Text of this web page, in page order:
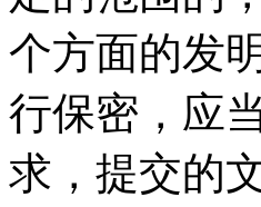
个方面的发
行保密，应
求，提交的